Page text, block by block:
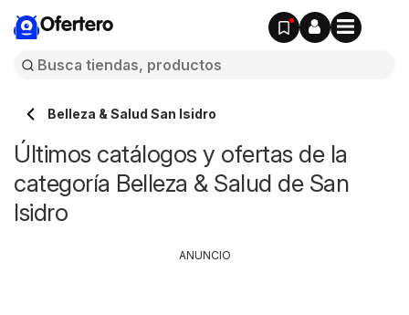
Ofertero
Belleza & Salud San Isidro
Últimos catálogos y ofertas de la
categoría Belleza & Salud de San
Isidro
ANUNCIO